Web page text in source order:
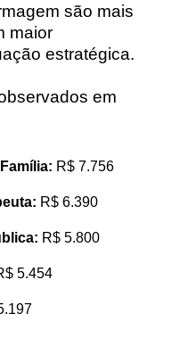
são mais
maior
estratégica.
em
R$ 7.756
R$ 6.390
R$ 5.800
5.454